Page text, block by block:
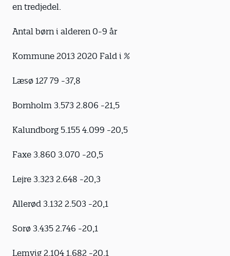
en tredjedel.
Antal børn i alderen 0-9 år
Kommune 2013 2020 Fald i %
Læsø 127 79 -37,8
Bornholm 3.573 2.806 -21,5
Kalundborg 5.155 4.099 -20,5
Faxe 3.860 3.070 -20,5
Lejre 3.323 2.648 -20,3
Allerød 3.132 2.503 -20,1
Sorø 3.435 2.746 -20,1
Lemvig 2.104 1.682 -20,1